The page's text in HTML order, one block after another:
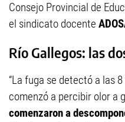
Consejo Provincial de
el sindicato docente
Río Gallegos: las
“La fuga se detectó a las
comenzó a percibir olor a
comenzaron a